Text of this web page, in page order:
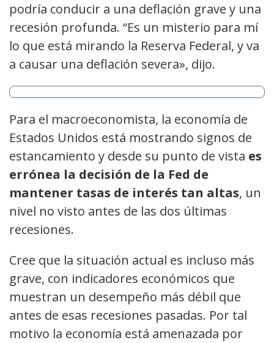
podría conducir a una deflación grave y una
recesión profunda. “Es un misterio para mí
lo que está mirando la Reserva Federal, y va
a causar una deflación severa», dijo.
Para el macroeconomista, la economía de
Estados Unidos está mostrando signos de
estancamiento y desde su punto de vista es
errónea la decisión de la Fed de
mantener tasas de interés tan altas, un
nivel no visto antes de las dos últimas
recesiones.
Cree que la situación actual es incluso más
grave, con indicadores económicos que
muestran un desempeño más débil que
antes de esas recesiones pasadas. Por tal
motivo la economía está amenazada por